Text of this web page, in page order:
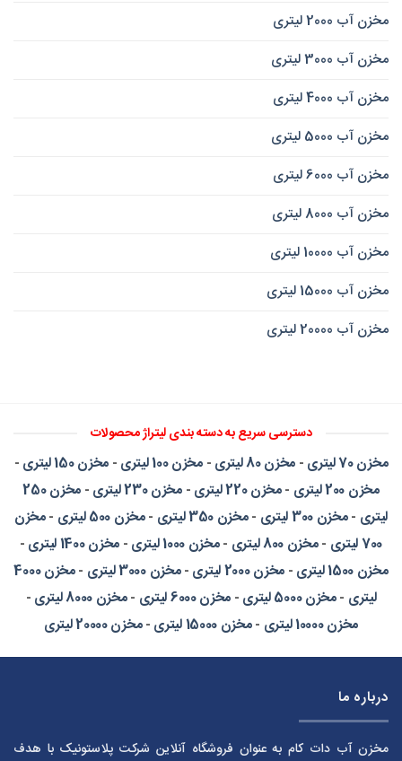
مخزن آب 2000 لیتری
مخزن آب 3000 لیتری
مخزن آب 4000 لیتری
مخزن آب 5000 لیتری
مخزن آب 6000 لیتری
مخزن آب 8000 لیتری
مخزن آب 10000 لیتری
مخزن آب 15000 لیتری
مخزن آب 20000 لیتری
دسترسی سریع به دسته بندی لیتراژ محصولات
مخزن 70 لیتری -مخزن 80 لیتری -مخزن 100 لیتری -مخزن 150 لیتری
-
مخزن 200 لیتری
-مخزن 220 لیتری -مخزن 230 لیتری -
مخزن 250
لیتری-مخزن 300 لیتری -مخزن 350 لیتری -مخزن 500 لیتری -مخزن
700 لیتری
-مخزن 800 لیتری -مخزن 1000 لیتری -مخزن 1400 لیتری
-
مخزن 1500 لیتری
-مخزن 2000 لیتری -مخزن 3000 لیتری -
مخزن 4000
لیتری-مخزن 5000 لیتری -مخزن 6000 لیتری -مخزن 8000 لیتری
-
مخزن 10000 لیتری
-مخزن 15000 لیتری -مخزن 20000 لیتری
درباره ما
مخزن آب دات کام به عنوان فروشگاه آنلاین شرکت پلاستونیک با هدف